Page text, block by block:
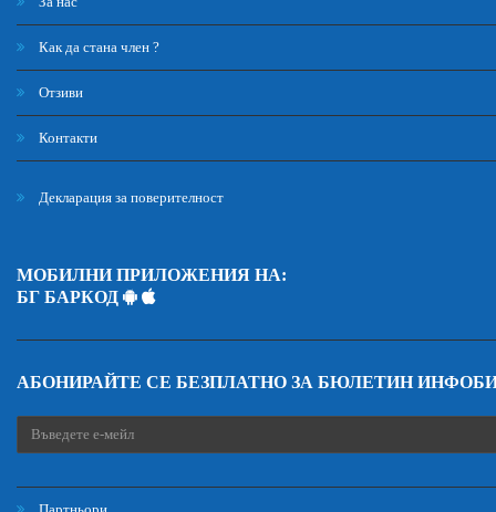
Как да стана член ?
Отзиви
Контакти
Декларация за поверителност
МОБИЛНИ ПРИЛОЖЕНИЯ НА:
БГ БАРКОД
АБОНИРАЙТЕ СЕ БЕЗПЛАТНО ЗА БЮЛЕТИН